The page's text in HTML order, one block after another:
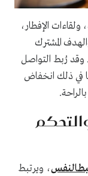
الإفطار،
المشترك
وقد رُبط التواصل
في ذلك انخفاض
، ويرتبط